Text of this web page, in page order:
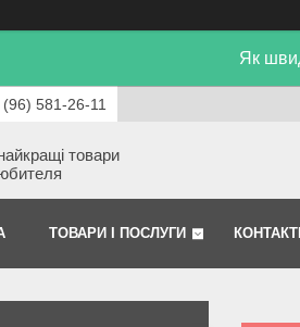
Як
581-26-11
товари
ТОВАРИ І ПОСЛУГИ